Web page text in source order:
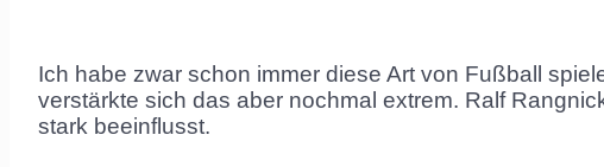
Ich habe zwar schon immer diese Art von Fußball
verstärkte sich das aber nochmal extrem. Ralf
stark beeinflusst.